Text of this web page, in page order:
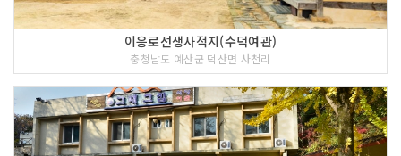
이응로선생사적지(수덕여관)
충청남도 예산군 덕산면 사천리